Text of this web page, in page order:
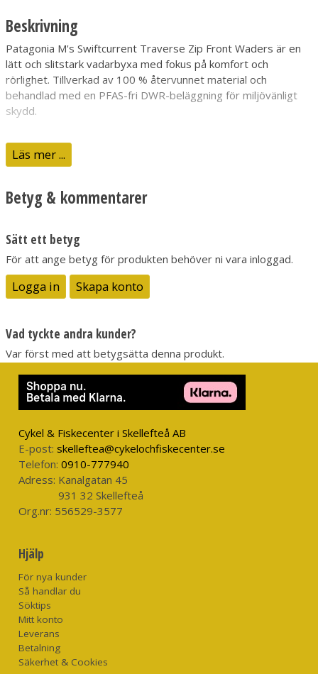
Beskrivning
Patagonia M's Swiftcurrent Traverse Zip Front Waders är en
lätt och slitstark vadarbyxa med fokus på komfort och
rörlighet. Tillverkad av 100 % återvunnet material och
behandlad med en PFAS-fri DWR-beläggning för miljövänligt
skydd.
Produktinformation
samtidigt som den håller dig torr och bekväm. Med en
vid vattnet.
4-lagers H2No®-material för vattentäthet och ventilation
PFAS-fri DWR-beläggning för hållbar vattentålighet
Förstärkta benpartier för extra slitstyrka
Fair Trade-certifierad produktion
SIZE OMFÅNG* INNERSÖM
FOT
(US)
S - Short Length
94cm 73cm
SRM
S - Reg Length
94cm
MXM
Length
MSM
M - Shorth Length
MRM
M - Reg Length
MRL
Läs mer ...
Betyg & kommentarer
Sätt ett betyg
För att ange betyg för produkten behöver ni vara inloggad.
Logga in Skapa konto
Vad tyckte andra kunder?
Var först med att betygsätta denna produkt.
Cykel & Fiskecenter i Skellefteå AB
E-post: skelleftea@cykelochfiskecenter.se
Telefon: 0910-777940
Adress: Kanalgatan 45
931 32 Skellefteå
Org.nr: 556529-3577
Hjälp
För nya kunder
Så handlar du
Söktips
Mitt konto
Leverans
Betalning
Säkerhet & Cookies